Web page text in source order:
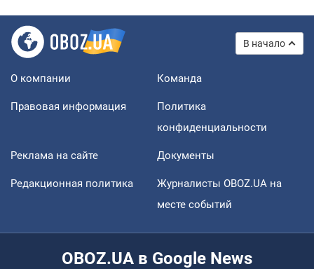
В начало
О компании Команда
Правовая информация
Политика
конфиденциальности
Реклама на сайте Документы
Редакционная политика
Журналисты OBOZ.UA на
месте событий
OBOZ.UA в Google News